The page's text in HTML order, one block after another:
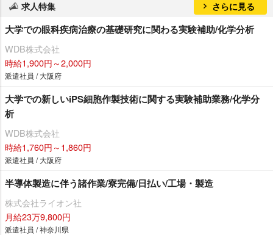
求人特集 さらに見る
大学での眼科疾病治療の基礎研究に関わる実験補助/化学分析
WDB株式会社
時給1,900円～2,000円
派遣社員 / 大阪府
大学での新しいiPS細胞作製技術に関する実験補助業務/化学分
析
WDB株式会社
時給1,760円～1,860円
派遣社員 / 大阪府
半導体製造に伴う諸作業/寮完備/日払い/工場・製造
株式会社ライオン社
月給23万9,800円
派遣社員 / 神奈川県